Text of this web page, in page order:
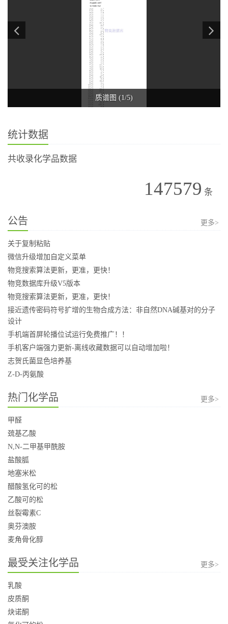
质谱图 (1/5)
统计数据
共收录化学品数据
147579 条
公告 更多>
关于复制粘贴
微信升级增加自定义菜单
物竞搜索算法更新，更准，更快！
物竞数据库升级V5版本
物竞搜索算法更新，更准，更快！
接近遗传密码符号扩增的生物合成方法：非自然DNA碱基对的分子
设计
手机端首屏轮播位试运行免费推广！！
手机客户端强力更新-离线收藏数据可以自动增加啦！
志贺氏菌显色培养基
Z-D-丙氨酸
热门化学品 更多>
甲醛
巯基乙酸
N,N-二甲基甲酰胺
盐酸胍
地塞米松
醋酸氢化可的松
乙酸可的松
丝裂霉素C
奥芬澳胺
麦角骨化醇
最受关注化学品 更多>
乳酸
皮质酮
炔诺酮